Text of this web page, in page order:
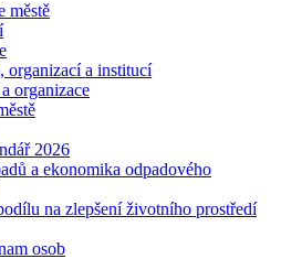
městě
organizací a institucí
organizace
2026
a ekonomika odpadového
na zlepšení životního prostředí
osob